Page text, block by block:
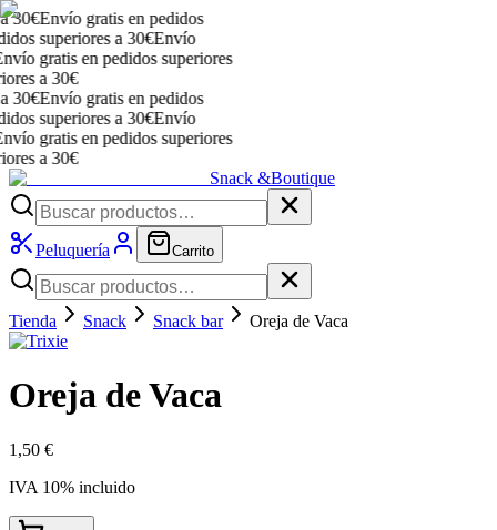
Envío gratis en pedidos
superiores a 30€Envío
gratis en pedidos superiores
a 30€
Envío gratis en pedidos
superiores a 30€Envío
gratis en pedidos superiores
a 30€
Snack &Boutique
Peluquería Carrito
Tienda Snack Snack bar Oreja de Vaca
Oreja de Vaca
1,50 €
IVA 10% incluido